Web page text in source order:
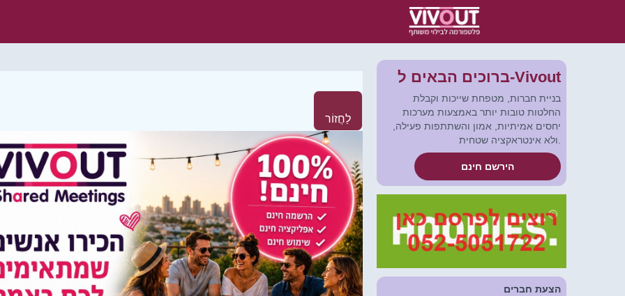
לַחֲזוֹר
ברוכים הבאים ל-Vivout
בניית חברות, מטפחת שייכות וקבלת
החלטות טובות יותר באמצעות מערכות
יחסים אמיתיות, אמון והשתתפות פעילה,
הירשם חינם
הצעת חברים